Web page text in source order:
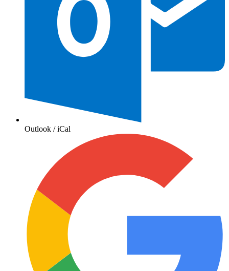
Outlook / iCal